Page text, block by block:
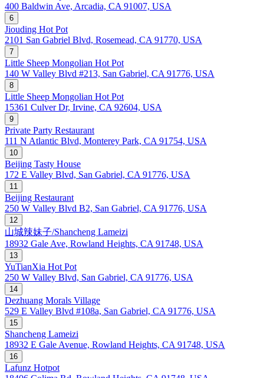
400 Baldwin Ave, Arcadia, CA 91007, USA
6
Jiouding Hot Pot
2101 San Gabriel Blvd, Rosemead, CA 91770, USA
7
Little Sheep Mongolian Hot Pot
140 W Valley Blvd #213, San Gabriel, CA 91776, USA
8
Little Sheep Mongolian Hot Pot
15361 Culver Dr, Irvine, CA 92604, USA
9
Private Party Restaurant
111 N Atlantic Blvd, Monterey Park, CA 91754, USA
10
Beijing Tasty House
172 E Valley Blvd, San Gabriel, CA 91776, USA
11
Beijing Restaurant
250 W Valley Blvd B2, San Gabriel, CA 91776, USA
12
山城辣妹子/Shancheng Lameizi
18932 Gale Ave, Rowland Heights, CA 91748, USA
13
YuTianXia Hot Pot
250 W Valley Blvd, San Gabriel, CA 91776, USA
14
Dezhuang Morals Village
529 E Valley Blvd #108a, San Gabriel, CA 91776, USA
15
Shancheng Lameizi
18932 E Gale Avenue, Rowland Heights, CA 91748, USA
16
Lafunz Hotpot